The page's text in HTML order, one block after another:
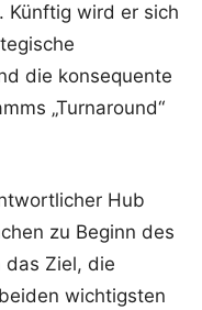
Künftig wird er sich
die konsequente
„Turnaround“
Hub
zu Beginn des
Ziel, die
wichtigsten